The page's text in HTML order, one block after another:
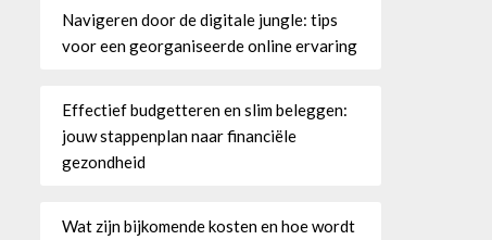
Navigeren door de digitale jungle: tips
voor een georganiseerde online ervaring
Effectief budgetteren en slim beleggen:
jouw stappenplan naar financiële
gezondheid
Wat zijn bijkomende kosten en hoe wordt